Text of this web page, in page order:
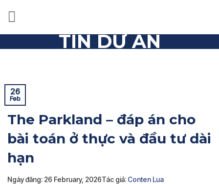
TIN DỰ ÁN
26
Feb
The Parkland – đáp án cho
bài toán ở thực và đầu tư dài
hạn
Ngày đăng: 26 February, 2026Tác giả: Conten Lua